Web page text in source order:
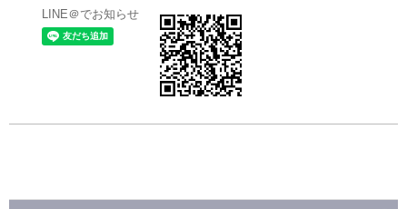
LINE＠でお知らせ